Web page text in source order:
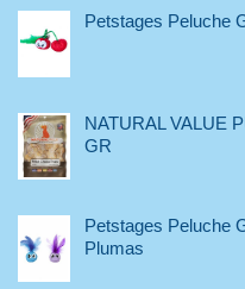
Petstages Peluche
NATURAL VALUE
GR
Petstages Peluche
Plumas